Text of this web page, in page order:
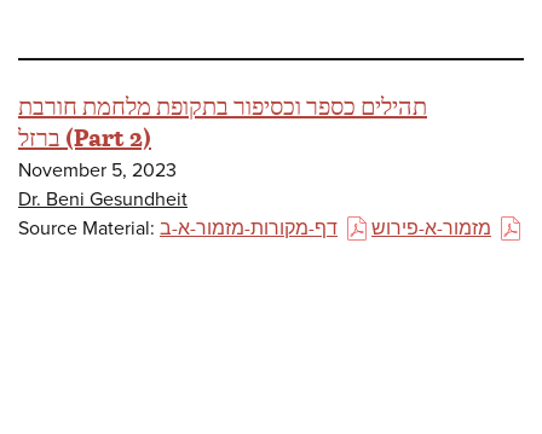
תהילים כספר וכסיפור בתקופת מלחמת חורבת
ברזל (Part 2)
November 5, 2023
Dr. Beni Gesundheit
Source Material: דף-מקורות-מזמור-א-ב
(PDF)
מזמור-א-פירוש
(PDF)